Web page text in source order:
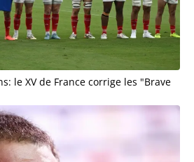
le XV de France corrige les "Brave